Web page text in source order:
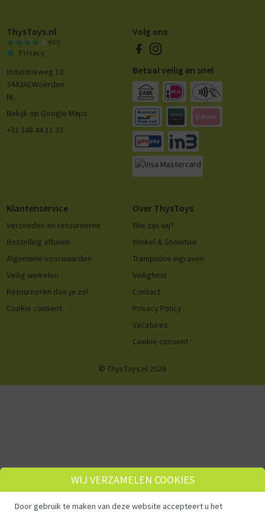
ThysToys.nl
(957)
Privacy
Industrieweg 10
3442AEWoerden
NL
Bekijk op Google Maps
+31 348 44 11 33
Volg ons
Betaal veilig en snel
Klantenservice
Verzenden en retourneren
Bestelling afhalen
Algemene voorwaarden
Veilig winkelen
Retourneren doe je zo!
Cookie consent
Over ThysToys
Wie zijn wij?
Winkel & Showtuin
Trampoline ingraven
Veiligheid
Contact
Privacy Policy
Vacatures
Cookie consent
© ThysToys.nl 2026
WIJ VERZAMELEN COOKIES
Door gebruik te maken van deze website accepteert u het